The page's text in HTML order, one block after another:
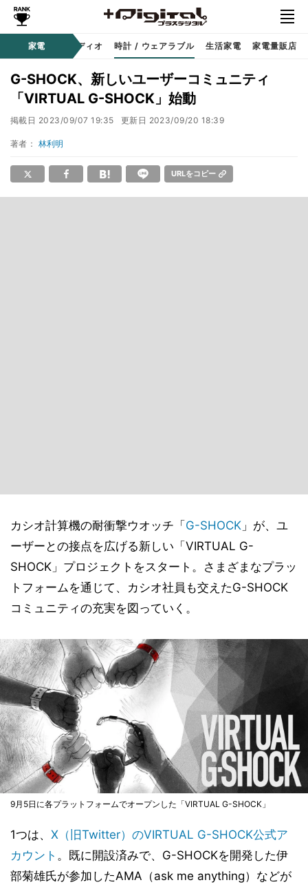
家電
サウンド / オーディオ 時計 / ウェアラブル 生活家電 家電量販店
G-SHOCK、新しいユーザーコミュニティ
「VIRTUAL G-SHOCK」始動
掲載日 2023/09/07 19:35 更新日 2023/09/20 18:39
著者： 林利明
URLをコピー
カシオ計算機の耐衝撃ウオッチ「 G-SHOCK 」が、ユ
ーザーとの接点を広げる新しい「VIRTUAL G-
SHOCK」プロジェクトをスタート。さまざまなプラッ
トフォームを通じて、カシオ社員も交えたG-SHOCK
コミュニティの充実を図っていく。
9月5日に各プラットフォームでオープンした「VIRTUAL G-SHOCK」
1つは、 X（旧Twitter）のVIRTUAL G-SHOCK公式ア
カウント 。既に開設済みで、G-SHOCKを開発した伊
部菊雄氏が参加したAMA（ask me anything）などが